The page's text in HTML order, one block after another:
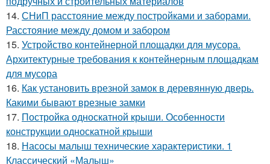
14. СНиП расстояние между постройками и заборами.
Расстояние между домом и забором
15. Устройство контейнерной площадки для мусора.
Архитектурные требования к контейнерным площадкам
для мусора
16. Как установить врезной замок в деревянную дверь.
Какими бывают врезные замки
17. Постройка односкатной крыши. Особенности
конструкции односкатной крыши
18. Насосы малыш технические характеристики. 1
Классический «Малыш»